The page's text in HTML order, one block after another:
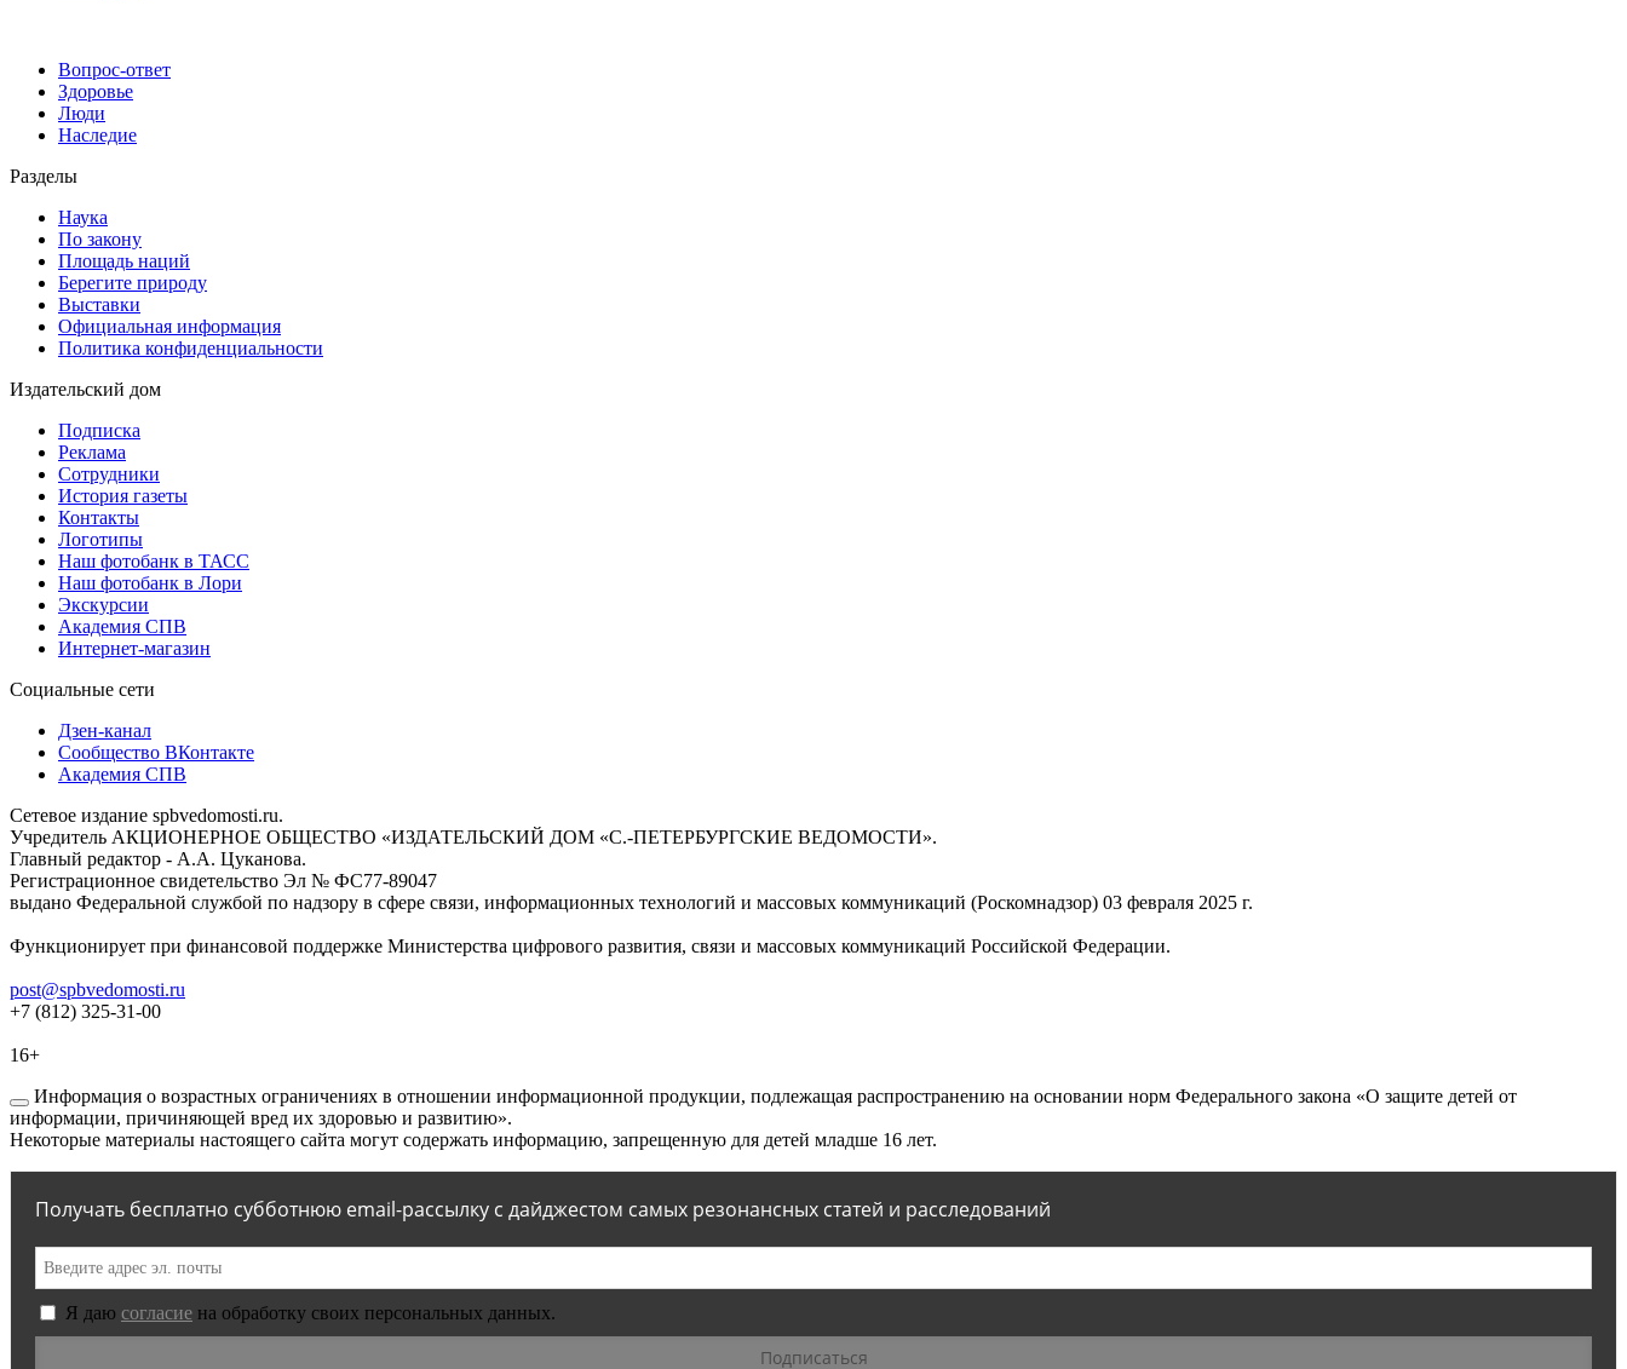
Вопрос-ответ
Здоровье
Люди
Наследие
Разделы
Наука
По закону
Площадь наций
Берегите природу
Выставки
Официальная информация
Политика конфиденциальности
Издательский дом
Подписка
Реклама
Сотрудники
История газеты
Контакты
Логотипы
Наш фотобанк в ТАСС
Наш фотобанк в Лори
Экскурсии
Академия СПВ
Интернет-магазин
Социальные сети
Дзен-канал
Сообщество ВКонтакте
Академия СПВ
Сетевое издание spbvedomosti.ru.
Учредитель АКЦИОНЕРНОЕ ОБЩЕСТВО «ИЗДАТЕЛЬСКИЙ ДОМ «С.-ПЕТЕРБУРГСКИЕ ВЕДОМОСТИ».
Главный редактор - А.А. Цуканова.
Регистрационное свидетельство Эл № ФС77-89047
выдано Федеральной службой по надзору в сфере связи, информационных технологий и массовых коммуникаций (Роскомнадзор) 03 февраля 2025 г.
Функционирует при финансовой поддержке Министерства цифрового развития, связи и массовых коммуникаций Российской Федерации.
post@spbvedomosti.ru
+7 (812) 325-31-00
16+
Информация о возрастных ограничениях в отношении информационной продукции, подлежащая распространению на основании норм Федерального закона «О защите детей от
информации, причиняющей вред их здоровью и развитию».
Некоторые материалы настоящего сайта могут содержать информацию, запрещенную для детей младше 16 лет.
Получать бесплатно субботнюю email-рассылку с дайджестом самых резонансных статей и расследований
Я даю согласие на обработку своих персональных данных.